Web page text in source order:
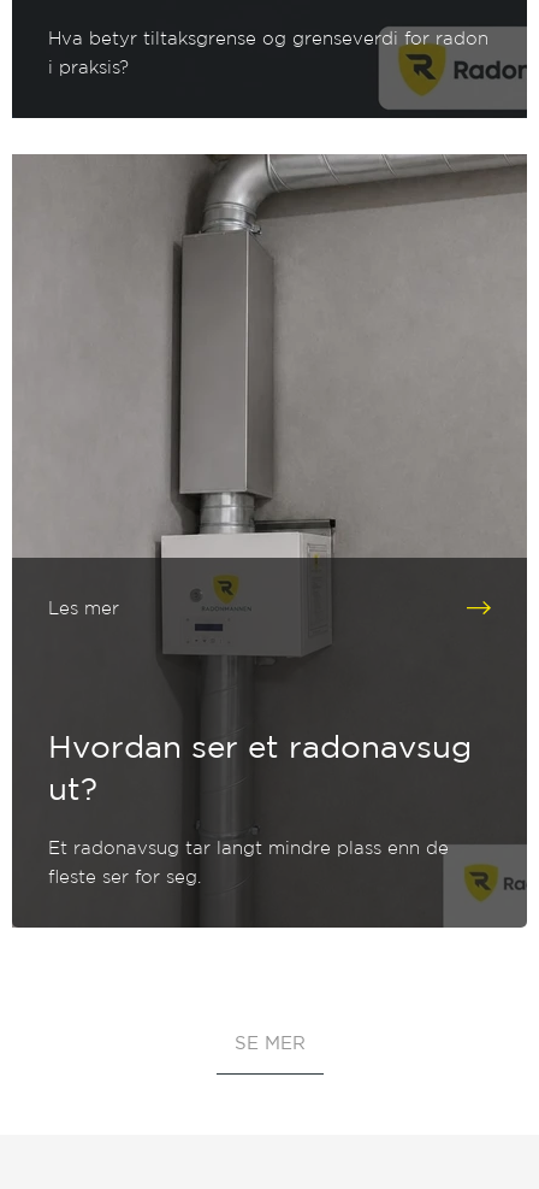
Hva betyr tiltaksgrense og grenseverdi for radon
i praksis?
Les mer
Hvordan ser et radonavsug
ut?
Et radonavsug tar langt mindre plass enn de
fleste ser for seg.